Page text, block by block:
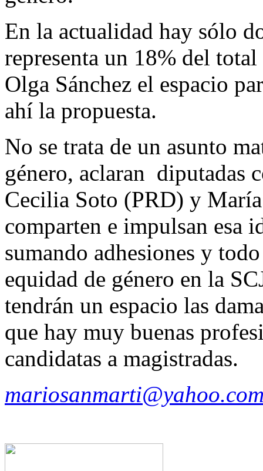
En la actualidad hay sólo
representa un 18% del
Olga Sánchez el espacio
ahí la propuesta.
No se trata de un asunto
género, aclaran diputadas
Cecilia Soto (PRD) y
comparten e impulsan esa
sumando adhesiones y
equidad de género en la
tendrán un espacio las
que hay muy buenas
candidatas a magistradas.